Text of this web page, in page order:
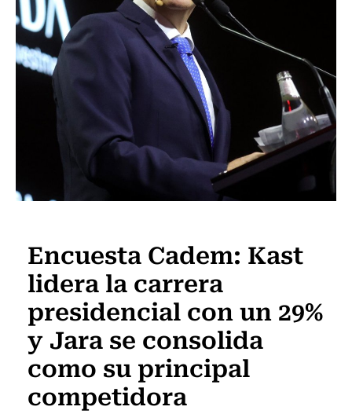
Encuesta Cadem: Kast
lidera la carrera
presidencial con un 29%
y Jara se consolida
como su principal
competidora